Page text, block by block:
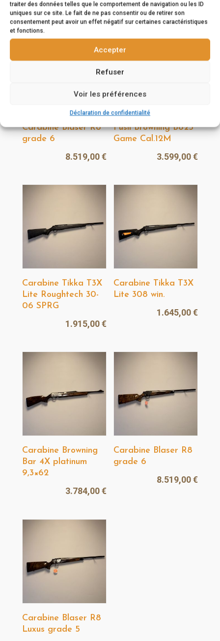
traiter des données telles que le comportement de navigation ou les ID
uniques sur ce site. Le fait de ne pas consentir ou de retirer son
consentement peut avoir un effet négatif sur certaines caractéristiques
et fonctions.
Accepter
Refuser
Voir les préférences
Déclaration de confidentialité
Carabine Blaser R8
grade 6
8.519,00€
Fusil Browning B825
Game Cal.12M
3.599,00€
Carabine Tikka T3X
Lite Roughtech 30-
06 SPRG
1.915,00€
Carabine Tikka T3X
Lite 308 win.
1.645,00€
Carabine Browning
Bar 4X platinum
9,3×62
3.784,00€
Carabine Blaser R8
grade 6
8.519,00€
Carabine Blaser R8
Luxus grade 5